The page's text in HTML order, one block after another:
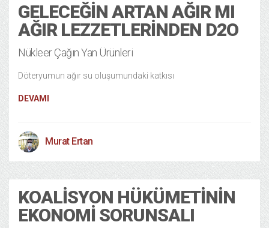
GELECEĞIN ARTAN AĞIR MI
AĞIR LEZZETLERINDEN D2O
Nükleer Çağın Yan Ürünleri
Döteryumun ağır su oluşumundaki katkısı
DEVAMI
Murat Ertan
KOALISYON HÜKÜMETININ
EKONOMI SORUNSALI